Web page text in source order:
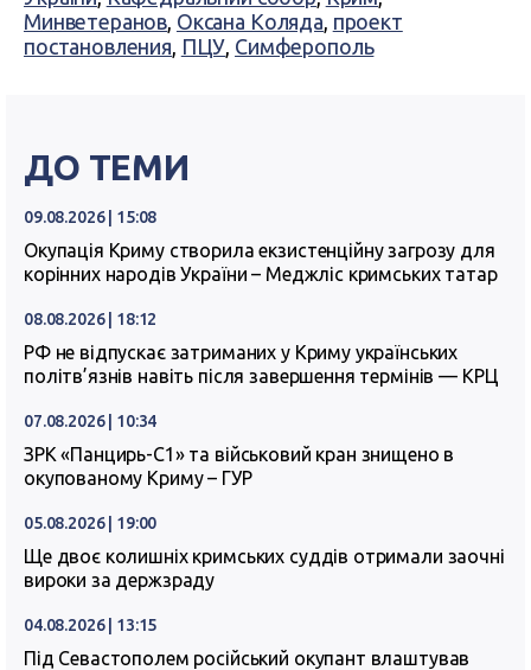
Минветеранов, Оксана Коляда, проект
постановления, ПЦУ, Симферополь
ДО ТЕМИ
09.08.2026 | 15:08
Окупація Криму створила екзистенційну загрозу для
корінних народів України – Меджліс кримських татар
08.08.2026 | 18:12
РФ не відпускає затриманих у Криму українських
політв’язнів навіть після завершення термінів — КРЦ
07.08.2026 | 10:34
ЗРК «Панцирь-С1» та військовий кран знищено в
окупованому Криму – ГУР
05.08.2026 | 19:00
Ще двоє колишніх кримських суддів отримали заочні
вироки за держзраду
04.08.2026 | 13:15
Під Севастополем російський окупант влаштував